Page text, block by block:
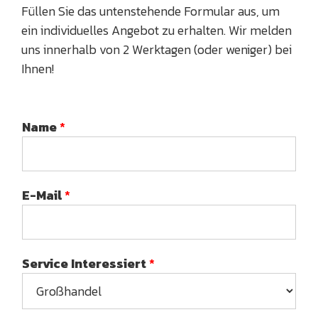
Füllen Sie das untenstehende Formular aus, um
ein individuelles Angebot zu erhalten. Wir melden
uns innerhalb von 2 Werktagen (oder weniger) bei
Ihnen!
Name*
E-Mail*
Service Interessiert*